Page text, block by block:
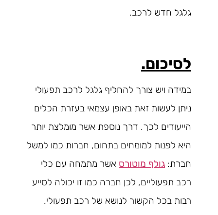
גלגל חדש לרכב.
לסיכום.
במידה ויש צורך להחליף גלגל לרכב תפעולי
ניתן לעשות זאת באופן עצמאי בעזרת הכלים
הייעודים לכך. דרך נוספת אשר מומלצת יותר
היא לפנות למומחים בתחום, חברות כמו למשל
חברת: גולף מוטורס אשר מתמחה עם כלי
רכב תפעוליים, לכן חברה כמו זו יכולה לסייע
רבות בכל הקשור לנושא של רכב תפעולי.